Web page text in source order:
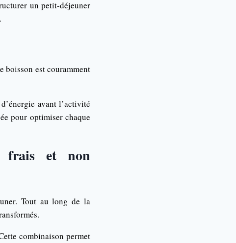
un petit-déjeuner
boisson est couramment
avant l’activité
pour optimiser chaque
frais et non
Tout au long de la
combinaison permet